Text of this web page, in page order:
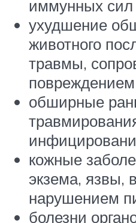
иммунных сил
ухудшение
животного
травмы,
повреждением
обширные
кожные
экзема, язвы,
нарушением
болезни